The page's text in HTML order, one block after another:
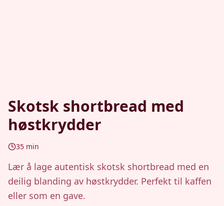
Skotsk shortbread med
høstkrydder
35 min
Lær å lage autentisk skotsk shortbread med en
deilig blanding av høstkrydder. Perfekt til kaffen
eller som en gave.